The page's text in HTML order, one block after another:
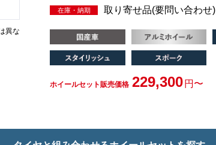
異な
在庫・納期 取り寄せ品(要問い合わせ)
ホイールセット販売価格 229,300 円〜